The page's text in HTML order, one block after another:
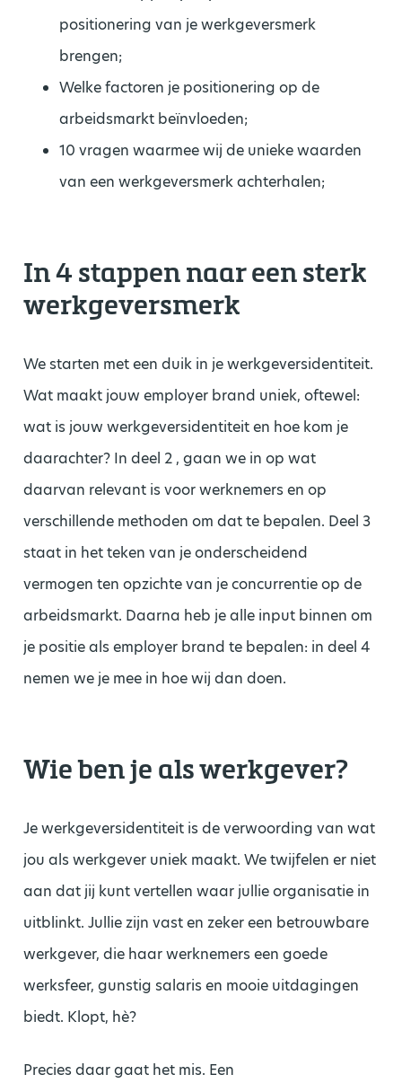
positionering van je werkgeversmerk
brengen;
Welke factoren je positionering op de
arbeidsmarkt beïnvloeden;
10 vragen waarmee wij de unieke waarden
van een werkgeversmerk achterhalen;
In 4 stappen naar een sterk
werkgeversmerk
We starten met een duik in je werkgeversidentiteit.
Wat maakt jouw employer brand uniek, oftewel:
wat is jouw werkgeversidentiteit en hoe kom je
daarachter? In deel 2 , gaan we in op wat
daarvan relevant is voor werknemers en op
verschillende methoden om dat te bepalen. Deel 3
staat in het teken van je onderscheidend
vermogen ten opzichte van je concurrentie op de
arbeidsmarkt. Daarna heb je alle input binnen om
je positie als employer brand te bepalen: in deel 4
nemen we je mee in hoe wij dan doen.
Wie ben je als werkgever?
Je werkgeversidentiteit is de verwoording van wat
jou als werkgever uniek maakt. We twijfelen er niet
aan dat jij kunt vertellen waar jullie organisatie in
uitblinkt. Jullie zijn vast en zeker een betrouwbare
werkgever, die haar werknemers een goede
werksfeer, gunstig salaris en mooie uitdagingen
biedt. Klopt, hè?
Precies daar gaat het mis. Een